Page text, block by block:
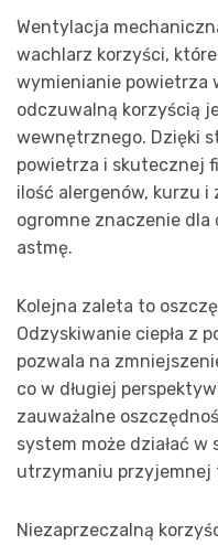
Wentylacja
wachlarz korzyści,
wymienianie powietrza
odczuwalną korzyścią
wewnętrznego. Dzięki
powietrza i skutecznej
ilość alergenów, kurzu i
ogromne znaczenie dla
astmę.
Kolejna zaleta to
Odzyskiwanie ciepła z
pozwala na
co w długiej
zauważalne
system może działać
utrzymaniu przyjemnej
Niezaprzeczalną